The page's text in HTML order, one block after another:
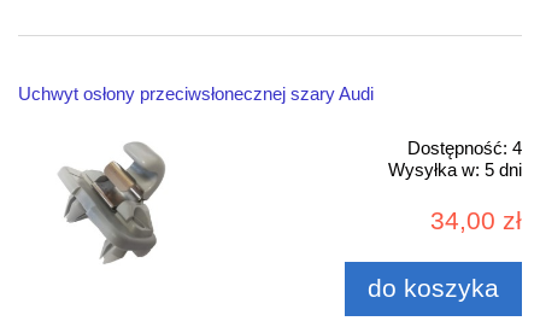
Uchwyt osłony przeciwsłonecznej szary Audi
Dostępność: 4
Wysyłka w: 5 dni
34,00 zł
do koszyka